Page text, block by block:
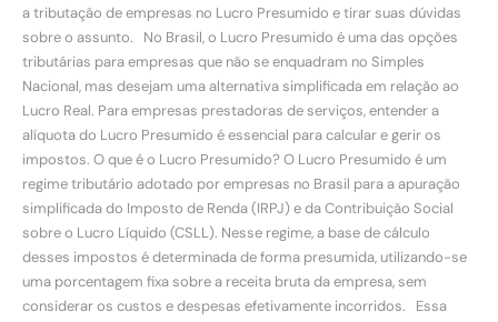
a tributação de empresas no Lucro Presumido e tirar suas dúvidas
sobre o assunto. No Brasil, o Lucro Presumido é uma das opções
tributárias para empresas que não se enquadram no Simples
Nacional, mas desejam uma alternativa simplificada em relação ao
Lucro Real. Para empresas prestadoras de serviços, entender a
alíquota do Lucro Presumido é essencial para calcular e gerir os
impostos. O que é o Lucro Presumido? O Lucro Presumido é um
regime tributário adotado por empresas no Brasil para a apuração
simplificada do Imposto de Renda (IRPJ) e da Contribuição Social
sobre o Lucro Líquido (CSLL). Nesse regime, a base de cálculo
desses impostos é determinada de forma presumida, utilizando-se
uma porcentagem fixa sobre a receita bruta da empresa, sem
considerar os custos e despesas efetivamente incorridos. Essa